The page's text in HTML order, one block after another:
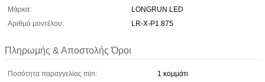
Μάρκα:
LONGRUN LED
Αριθμό μοντέλου:
LR-Χ-P1.875
Πληρωμής & Αποστολής Όροι
Ποσότητα παραγγελίας min:
1 κομμάτι